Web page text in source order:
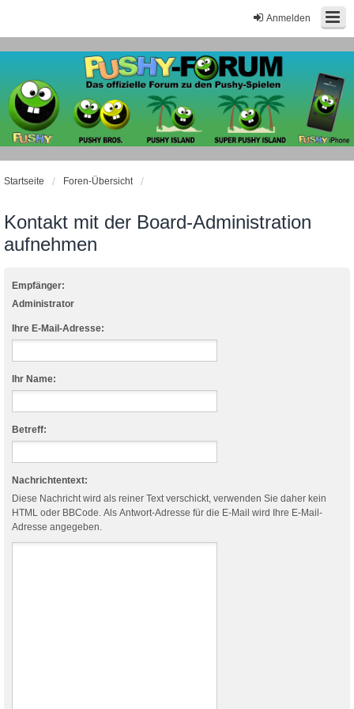
Anmelden
Startseite Foren-Übersicht
Kontakt mit der Board-Administration
aufnehmen
Empfänger:
Administrator
Ihre E-Mail-Adresse:
Ihr Name:
Betreff:
Nachrichtentext:
Diese Nachricht wird als reiner Text verschickt, verwenden Sie daher kein
HTML oder BBCode. Als Antwort-Adresse für die E-Mail wird Ihre E-Mail-
Adresse angegeben.